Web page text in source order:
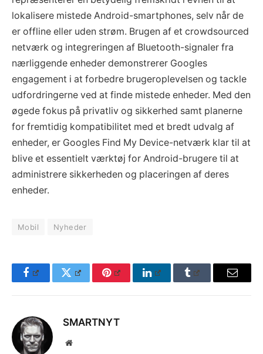
lokalisere mistede Android-smartphones, selv når de
er offline eller uden strøm. Brugen af et crowdsourced
netværk og integreringen af Bluetooth-signaler fra
nærliggende enheder demonstrerer Googles
engagement i at forbedre brugeroplevelsen og tackle
udfordringerne ved at finde mistede enheder. Med den
øgede fokus på privatliv og sikkerhed samt planerne
for fremtidig kompatibilitet med et bredt udvalg af
enheder, er Googles Find My Device-netværk klar til at
blive et essentielt værktøj for Android-brugere til at
administrere sikkerheden og placeringen af deres
enheder.
Mobil Nyheder
FacebookTwitter Pinterest LinkedInTumblr Email
SMARTNYT
Website